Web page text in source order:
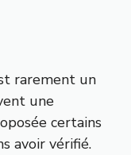
rarement un
une
certains
avoir vérifié.